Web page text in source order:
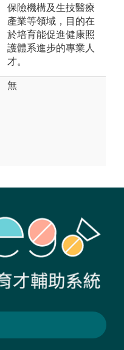
保險機構及生技醫療
產業等領域，目的在
於培育能促進健康照
護體系進步的專業人
才。
無